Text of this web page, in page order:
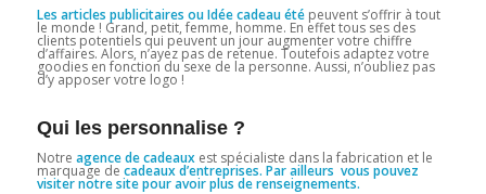
Les articles publicitaires ou Idée cadeau été peuvent s’offrir à tout
le monde ! Grand, petit, femme, homme. En effet tous ses des
clients potentiels qui peuvent un jour augmenter votre chiffre
d’affaires. Alors, n’ayez pas de retenue. Toutefois adaptez votre
goodies en fonction du sexe de la personne. Aussi, n’oubliez pas
d’y apposer votre logo !
Qui les personnalise ?
Notre agence de cadeauxest spécialiste dans la fabrication et le
marquage de cadeaux d’entreprises. Par ailleurs vous pouvez
visiter notre site pour avoir plus de renseignements.